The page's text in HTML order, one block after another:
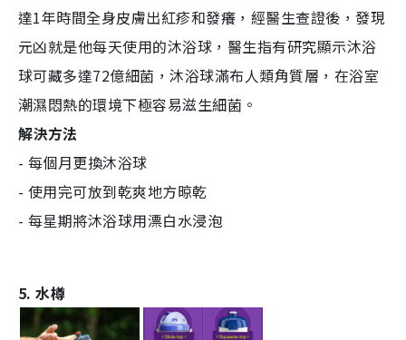
達1年時間全身皮膚出紅疹和發癢，經醫生查證後，發現
元凶就是他每天使用的沐浴球，醫生指有研究顯示沐浴
球可藏多達72億細菌，沐浴球滿布人類角質層，在浴室
潮濕悶熱的環境下極容易滋生細菌。
解決方法
- 每個月更換沐浴球
- 使用完可放到乾爽地方晾乾
- 每星期將沐浴球用漂白水浸泡
5. 水樽